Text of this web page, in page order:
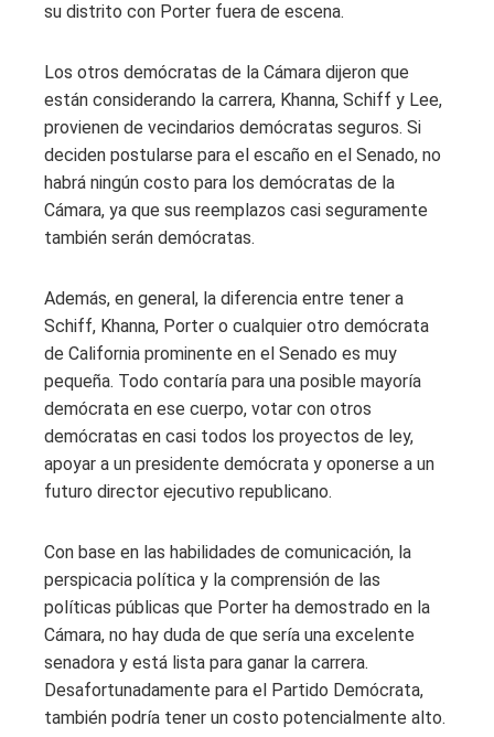
su distrito con Porter fuera de escena.
Los otros demócratas de la Cámara dijeron que
están considerando la carrera, Khanna, Schiff y Lee,
provienen de vecindarios demócratas seguros. Si
deciden postularse para el escaño en el Senado, no
habrá ningún costo para los demócratas de la
Cámara, ya que sus reemplazos casi seguramente
también serán demócratas.
Además, en general, la diferencia entre tener a
Schiff, Khanna, Porter o cualquier otro demócrata
de California prominente en el Senado es muy
pequeña. Todo contaría para una posible mayoría
demócrata en ese cuerpo, votar con otros
demócratas en casi todos los proyectos de ley,
apoyar a un presidente demócrata y oponerse a un
futuro director ejecutivo republicano.
Con base en las habilidades de comunicación, la
perspicacia política y la comprensión de las
políticas públicas que Porter ha demostrado en la
Cámara, no hay duda de que sería una excelente
senadora y está lista para ganar la carrera.
Desafortunadamente para el Partido Demócrata,
también podría tener un costo potencialmente alto.